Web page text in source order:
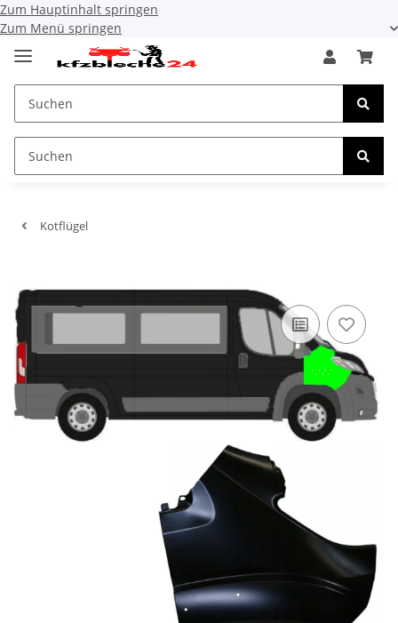
Zum Hauptinhalt springen
Zum Menü springen
Kotflügel